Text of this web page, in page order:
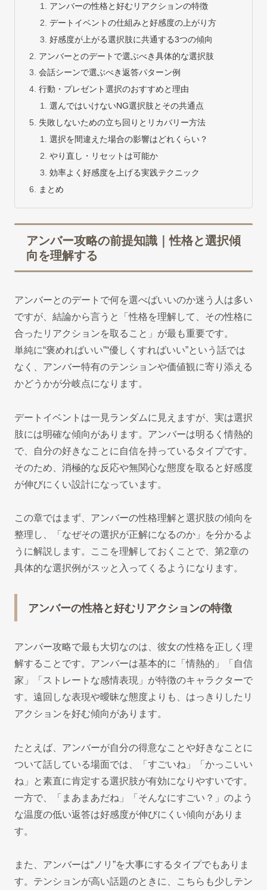
アンバーの性格と好むリアクションの特徴
デートイベントの仕組みと好感度の上がり方
好感度が上がる選択肢に共通する3つの傾向
アンバーとのデートで選ぶべき具体的な選択肢
会話シーンで選ぶべき返答パターン例
行動・プレゼント選択のおすすめと理由
選んではいけないNG選択肢とその共通点
失敗しないための立ち回りとリカバリー方法
選択を間違えた場合の影響はどれくらい？
やり直し・リセットは可能か
効率よく好感度を上げる実践テクニック
まとめ
アンバー攻略の前提知識｜性格と選択傾
向を理解する
アンバーとのデートで何を選べばいいのか迷う人は多い
ですが、結論から言うと「性格を理解して、その性格に
合ったリアクションを取ること」が最も重要です。
単純に“褒めればいい”“優しくすればいい”という話では
なく、アンバー特有のテンションや価値観に寄り添える
かどうかが分岐点になります。
デートイベントは一見ランダムに見えますが、実は選択
肢には明確な傾向があります。アンバーは明るく情熱的
で、自分の好きなことに自信を持っているタイプです。
そのため、消極的な反応や無関心な態度を取ると好感度
が伸びにくい設計になっています。
この章ではまず、アンバーの性格理解と選択肢の傾向を
整理し、「なぜその選択が正解になるのか」を分かるよ
うに解説します。ここを理解しておくことで、第2章の
具体的な選択例がスッと入ってくるようになります。
アンバーの性格と好むリアクションの特徴
アンバー攻略で最も大切なのは、彼女の性格を正しく理
解することです。アンバーは基本的に「情熱的」「自信
家」「ストレートな感情表現」が特徴のキャラクターで
す。遠回しな表現や曖昧な態度よりも、はっきりしたリ
アクションを好む傾向があります。
たとえば、アンバーが自分の得意なことや好きなことに
ついて話している場面では、「すごいね」「かっこいい
ね」と素直に肯定する選択肢が有効になりやすいです。
一方で、「まあまあだね」「そんなにすごい？」のよう
な温度の低い返答は好感度が伸びにくい傾向がありま
す。
また、アンバーは“ノリ”を大事にするタイプでもありま
す。テンションが高い話題のときに、こちらも少しテン